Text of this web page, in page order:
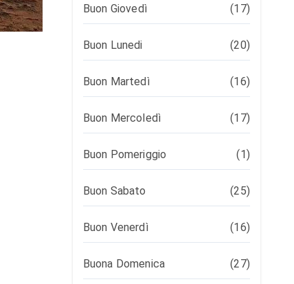
Buon Giovedì (17)
Buon Lunedi (20)
Buon Martedì (16)
Buon Mercoledì (17)
Buon Pomeriggio (1)
Buon Sabato (25)
Buon Venerdì (16)
Buona Domenica (27)